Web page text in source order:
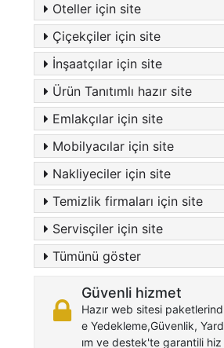
Oteller için site
Çiçekçiler için site
İnşaatçılar için site
Ürün Tanıtımlı hazır site
Emlakçılar için site
Mobilyacılar için site
Nakliyeciler için site
Temizlik firmaları için site
Servisçiler için site
Tümünü göster
Güvenli hizmet
Hazır web sitesi paketlerind
e Yedekleme,Güvenlik, Yard
ım ve destek'te garantili hiz